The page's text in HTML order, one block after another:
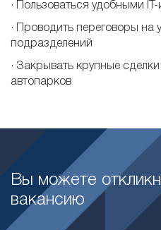
· Пользоваться удобными
· Проводить переговоры на
подразделений
· Закрывать крупные
автопарков
Вы можете
вакансию